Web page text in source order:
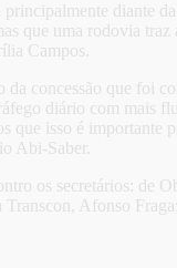
principalmente diante
que uma rodovia
Campos.
da concessão que foi
diário com mais
que isso é importante
Abi-Saber.
os secretários:
Afonso